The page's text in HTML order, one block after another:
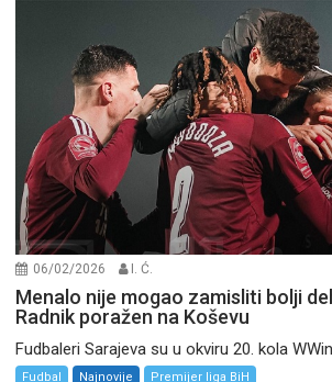
06/02/2026 I. Ć.
Menalo nije mogao zamisliti bolji
Radnik poražen na Koševu
Fudbaleri Sarajeva su u okviru 20. kola
Fudbal Najnovije Premijer liga BiH